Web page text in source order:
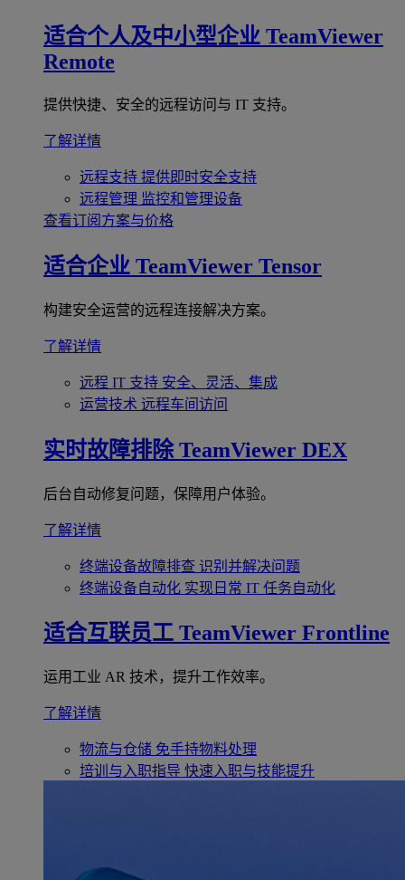
适合个人及中小型企业 TeamViewer
Remote
提供快捷、安全的远程访问与 IT 支持。
了解详情
远程支持 提供即时安全支持
远程管理 监控和管理设备
查看订阅方案与价格
适合企业 TeamViewer Tensor
构建安全运营的远程连接解决方案。
了解详情
远程 IT 支持 安全、灵活、集成
运营技术 远程车间访问
实时故障排除 TeamViewer DEX
后台自动修复问题，保障用户体验。
了解详情
终端设备故障排查 识别并解决问题
终端设备自动化 实现日常 IT 任务自动化
适合互联员工 TeamViewer Frontline
运用工业 AR 技术，提升工作效率。
了解详情
物流与仓储 免手持物料处理
培训与入职指导 快速入职与技能提升